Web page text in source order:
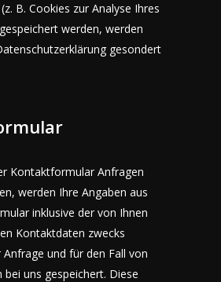
B. Cookies zur Analyse Ihres
werden, werden
gesondert
Kontaktformular Anfragen
werden Ihre Angaben aus
inklusive der von Ihnen
Kontaktdaten zwecks
und für den Fall von
bei uns gespeichert. Diese